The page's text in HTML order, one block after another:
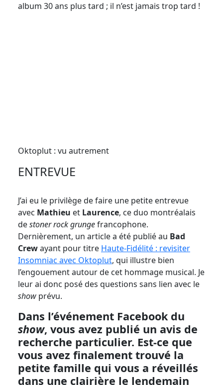
album 30 ans plus tard ; il n’est jamais trop tard !
Oktoplut : vu autrement
ENTREVUE
J’ai eu le privilège de faire une petite entrevue
avec Mathieu et Laurence, ce duo montréalais
destonerrockgrungefrancophone.
Dernièrement, un article a été publié au Bad
Crewayant pour titre Haute-Fidélité : revisiter
Insomniac avec Oktoplut, qui illustre bien
l’engouement autour de cet hommage musical. Je
leur ai donc posé des questions sans lien avec le
show prévu.
Dans l’événement Facebook du
show, vous avez publié un avis de
recherche particulier. Est-ce que
vous avez finalement trouvé la
petite famille qui vous a réveillés
dans une clairière le lendemain